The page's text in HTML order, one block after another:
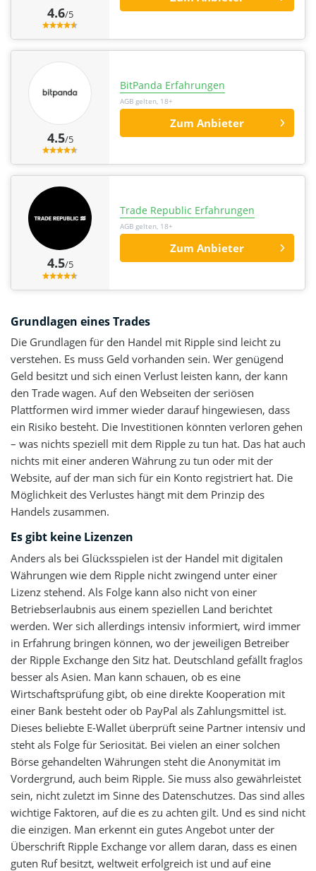
4.6/5
4.5/5
BitPanda Erfahrungen
AGB gelten, 18+
Zum Anbieter
4.5/5
Trade Republic Erfahrungen
AGB gelten, 18+
Zum Anbieter
Grundlagen eines Trades
Die Grundlagen für den Handel mit Ripple sind leicht zu
verstehen. Es muss Geld vorhanden sein. Wer genügend
Geld besitzt und sich einen Verlust leisten kann, der kann
den Trade wagen. Auf den Webseiten der seriösen
Plattformen wird immer wieder darauf hingewiesen, dass
ein Risiko besteht. Die Investitionen könnten verloren gehen
– was nichts speziell mit dem Ripple zu tun hat. Das hat auch
nichts mit einer anderen Währung zu tun oder mit der
Website, auf der man sich für ein Konto registriert hat. Die
Möglichkeit des Verlustes hängt mit dem Prinzip des
Handels zusammen.
Es gibt keine Lizenzen
Anders als bei Glücksspielen ist der Handel mit digitalen
Währungen wie dem Ripple nicht zwingend unter einer
Lizenz stehend. Als Folge kann also nicht von einer
Betriebserlaubnis aus einem speziellen Land berichtet
werden. Wer sich allerdings intensiv informiert, wird immer
in Erfahrung bringen können, wo der jeweiligen Betreiber
der Ripple Exchange den Sitz hat. Deutschland gefällt fraglos
besser als Asien. Man kann schauen, ob es eine
Wirtschaftsprüfung gibt, ob eine direkte Kooperation mit
einer Bank besteht oder ob PayPal als Zahlungsmittel ist.
Dieses beliebte E-Wallet überprüft seine Partner intensiv und
steht als Folge für Seriosität. Bei vielen an einer solchen
Börse gehandelten Währungen steht die Anonymität im
Vordergrund, auch beim Ripple. Sie muss also gewährleistet
sein, nicht zuletzt im Sinne des Datenschutzes. Das sind alles
wichtige Faktoren, auf die es zu achten gilt. Und es sind nicht
die einzigen. Man erkennt ein gutes Angebot unter der
Überschrift Ripple Exchange vor allem daran, dass es einen
guten Ruf besitzt, weltweit erfolgreich ist und auf eine